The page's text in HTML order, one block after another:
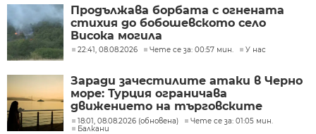
Продължава борбата с огнената
стихия до бобошевското село
Висока могила
22:41, 08.08.2026 Чете се за: 00:57 мин. У нас
Заради зачестилите атаки в Черно
море: Турция ограничава
движението на търговските
кораби
18:01, 08.08.2026 (обновена)
Чете се за: 01:05 мин.
Балкани